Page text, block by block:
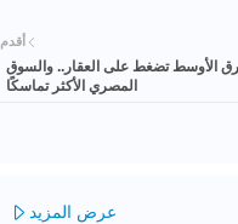
أقدم
الأوسط تضغط على العقار.. والسوق
المصري الأكثر تماسكًا
عرض المزيد